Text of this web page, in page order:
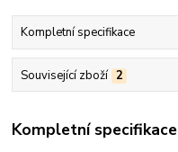
Kompletní specifikace
Související zboží 2
Kompletní specifikace